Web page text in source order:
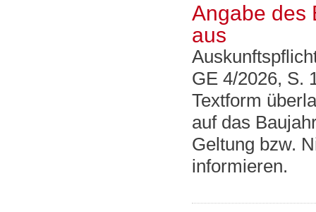
Angabe des
aus
GE 4/2026, S.
Textform
auf das
Geltung bzw.
informieren.